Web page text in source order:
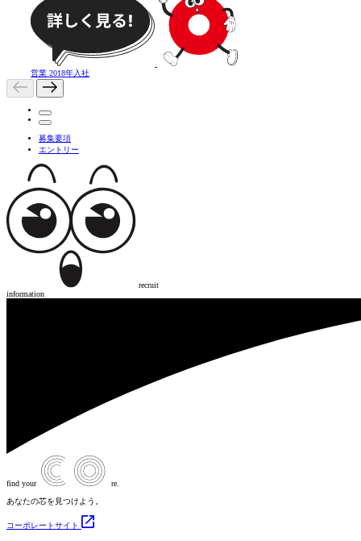
営業 2018年入社
募集要項
エントリー
recruit
information
find your re
あなたの芯を見つけよう。
コーポレートサイト